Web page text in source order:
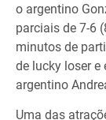
o argentino
parciais de 7-6
minutos de
de lucky loser
argentino
Uma das